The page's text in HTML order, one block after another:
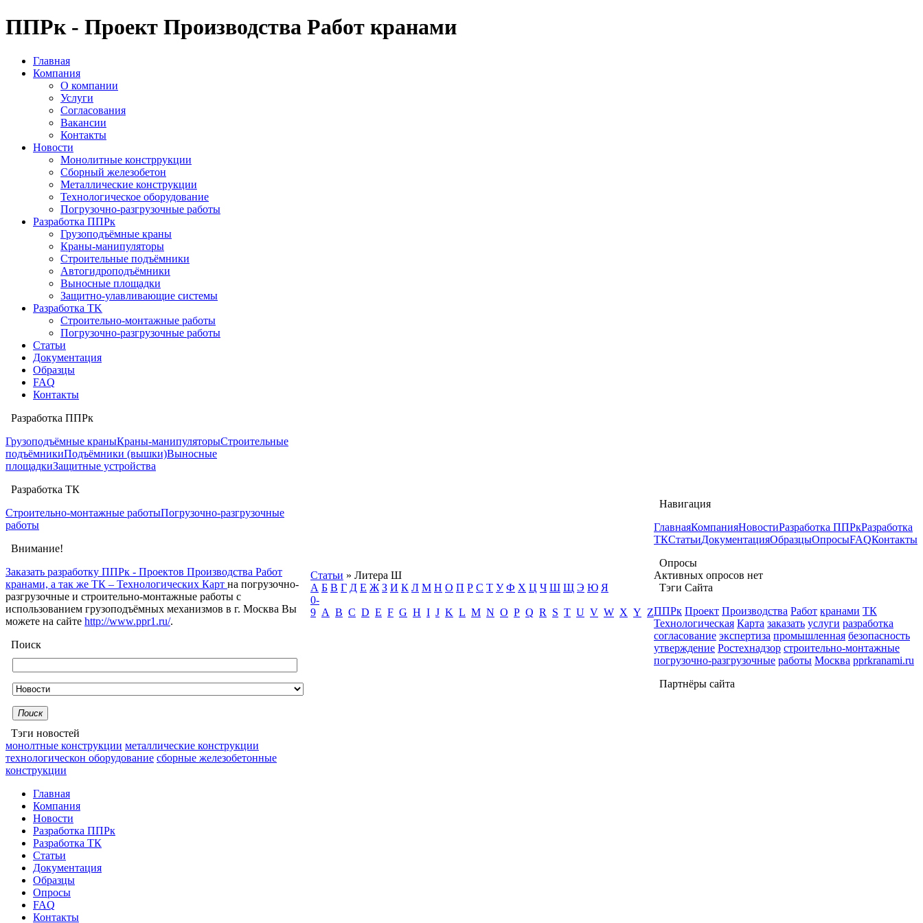
ППРк - Проект Производства Работ кранами
Главная
Компания
О компании
Услуги
Согласования
Вакансии
Контакты
Новости
Монолитные констррукции
Сборный железобетон
Металлические конструкции
Технологическое оборудование
Погрузочно-разгрузочные работы
Разработка ППРк
Грузоподъёмные краны
Краны-манипуляторы
Строительные подъёмники
Автогидроподъёмники
Выносные площадки
Защитно-улавливающие системы
Разработка TK
Строительно-монтажные работы
Погрузочно-разгрузочные работы
Статьи
Документация
Образцы
FAQ
Контакты
Разработка ППРк
Грузоподъёмные краныКраны-манипуляторыСтроительные
подъёмникиПодъёмники (вышки)Выносные
площадкиЗащитные устройства
Разработка ТК
Строительно-монтажные работыПогрузочно-разгрузочные
работы
Внимание!
Заказать разработку ППРк - Проектов Производства Работ
кранами, а так же ТК – Технологических Карт на погрузочно-
разгрузочные и строительно-монтажные работы с
использованием грузоподъёмных механизмов в г. Москва Вы
можете на сайте http://www.ppr1.ru/.
Поиск
Поиск
Тэги новостей
монолтные конструкции металлические конструкции
технологическон оборудование сборные железобетонные
конструкции
Статьи » Литера Ш
А Б В Г Д Е Ж З И К Л М Н О П Р С Т У Ф Х Ц Ч Ш Щ Э Ю Я
0-
9 A B C D E F G H I J K L M N O P Q R S T U V W X Y Z
Навигация
ГлавнаяКомпанияНовостиРазработка ППРкРазработка
ТКСтатьиДокументацияОбразцыОпросыFAQКонтакты
Опросы
Активных опросов нет
Тэги Сайта
ППРк Проект Производства Работ кранами ТК
Технологическая Карта заказать услуги разработка
согласование экспертиза промышленная безопасность
утверждение Ростехнадзор строительно-монтажные
погрузочно-разгрузочные работы Москва pprkranami.ru
Партнёры сайта
Главная
Компания
Новости
Разработка ППРк
Разработка ТК
Статьи
Документация
Образцы
Опросы
FAQ
Контакты